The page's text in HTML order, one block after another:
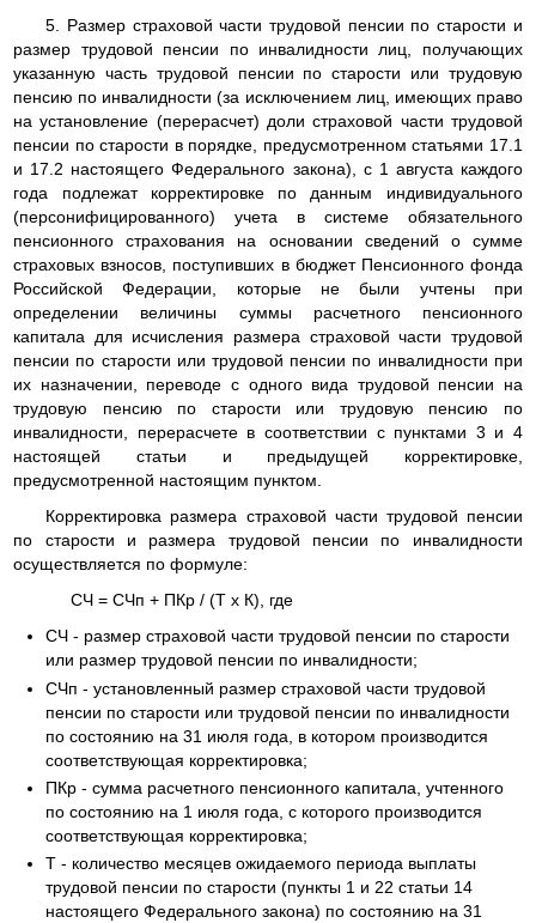
5. Размер страховой части трудовой пенсии по старости и
размер трудовой пенсии по инвалидности лиц, получающих
указанную часть трудовой пенсии по старости или трудовую
пенсию по инвалидности (за исключением лиц, имеющих право
на установление (перерасчет) доли страховой части трудовой
пенсии по старости в порядке, предусмотренном статьями 17.1
и 17.2 настоящего Федерального закона), с 1 августа каждого
года подлежат корректировке по данным индивидуального
(персонифицированного) учета в системе обязательного
пенсионного страхования на основании сведений о сумме
страховых взносов, поступивших в бюджет Пенсионного фонда
Российской Федерации, которые не были учтены при
определении величины суммы расчетного пенсионного
капитала для исчисления размера страховой части трудовой
пенсии по старости или трудовой пенсии по инвалидности при
их назначении, переводе с одного вида трудовой пенсии на
трудовую пенсию по старости или трудовую пенсию по
инвалидности, перерасчете в соответствии с пунктами 3 и 4
настоящей статьи и предыдущей корректировке,
предусмотренной настоящим пунктом.
Корректировка размера страховой части трудовой пенсии
по старости и размера трудовой пенсии по инвалидности
осуществляется по формуле:
СЧ = СЧп + ПКр / (Т x К), где
СЧ - размер страховой части трудовой пенсии по старости
или размер трудовой пенсии по инвалидности;
СЧп - установленный размер страховой части трудовой
пенсии по старости или трудовой пенсии по инвалидности
по состоянию на 31 июля года, в котором производится
соответствующая корректировка;
ПКр - сумма расчетного пенсионного капитала, учтенного
по состоянию на 1 июля года, с которого производится
соответствующая корректировка;
Т - количество месяцев ожидаемого периода выплаты
трудовой пенсии по старости (пункты 1 и 22 статьи 14
настоящего Федерального закона) по состоянию на 31